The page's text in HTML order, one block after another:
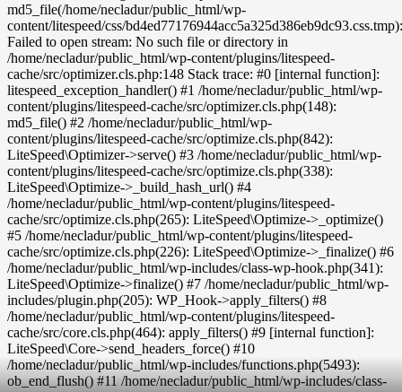
md5_file(/home/necladur/public_html/wp-
content/litespeed/css/bd4ed77176944acc5a325d386eb9dc93.css.tmp):
Failed to open stream: No such file or directory in
/home/necladur/public_html/wp-content/plugins/litespeed-
cache/src/optimizer.cls.php:148 Stack trace: #0 [internal function]:
litespeed_exception_handler() #1 /home/necladur/public_html/wp-
content/plugins/litespeed-cache/src/optimizer.cls.php(148):
md5_file() #2 /home/necladur/public_html/wp-
content/plugins/litespeed-cache/src/optimize.cls.php(842):
LiteSpeed\Optimizer->serve() #3 /home/necladur/public_html/wp-
content/plugins/litespeed-cache/src/optimize.cls.php(338):
LiteSpeed\Optimize->_build_hash_url() #4
/home/necladur/public_html/wp-content/plugins/litespeed-
cache/src/optimize.cls.php(265): LiteSpeed\Optimize->_optimize()
#5 /home/necladur/public_html/wp-content/plugins/litespeed-
cache/src/optimize.cls.php(226): LiteSpeed\Optimize->_finalize() #6
/home/necladur/public_html/wp-includes/class-wp-hook.php(341):
LiteSpeed\Optimize->finalize() #7 /home/necladur/public_html/wp-
includes/plugin.php(205): WP_Hook->apply_filters() #8
/home/necladur/public_html/wp-content/plugins/litespeed-
cache/src/core.cls.php(464): apply_filters() #9 [internal function]:
LiteSpeed\Core->send_headers_force() #10
/home/necladur/public_html/wp-includes/functions.php(5493):
ob_end_flush() #11 /home/necladur/public_html/wp-includes/class-